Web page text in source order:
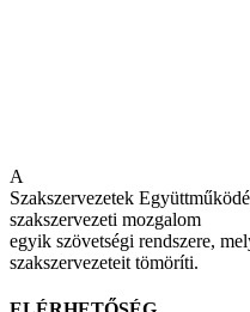
A
Szakszervezetek
szakszervezeti mozgalom
egyik szövetségi rendszere,
szakszervezeteit tömöríti.